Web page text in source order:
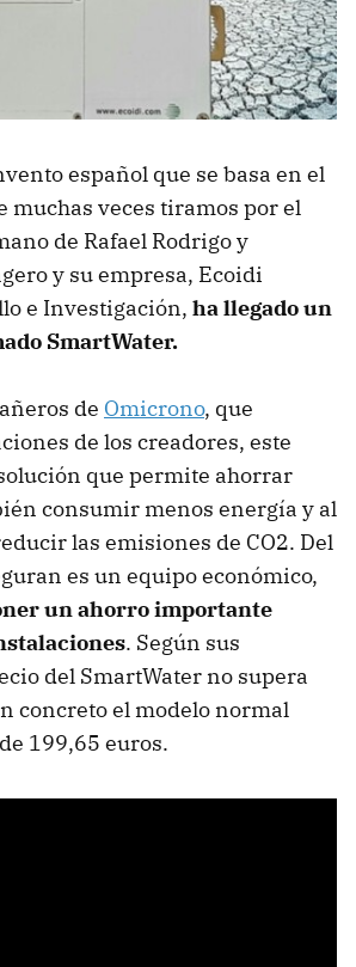
español que se basa en el
muchas veces tiramos por el
de Rafael Rodrigo y
y su empresa, Ecoidi
e Investigación, ha llegado un
SmartWater.
de Omicrono, que
de los creadores, este
que permite ahorrar
consumir menos energía y al
las emisiones de CO2. Del
es un equipo económico,
un ahorro importante
. Según sus
del SmartWater no supera
concreto el modelo normal
199,65 euros.